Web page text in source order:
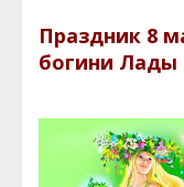
Праздник 8
богини Лады